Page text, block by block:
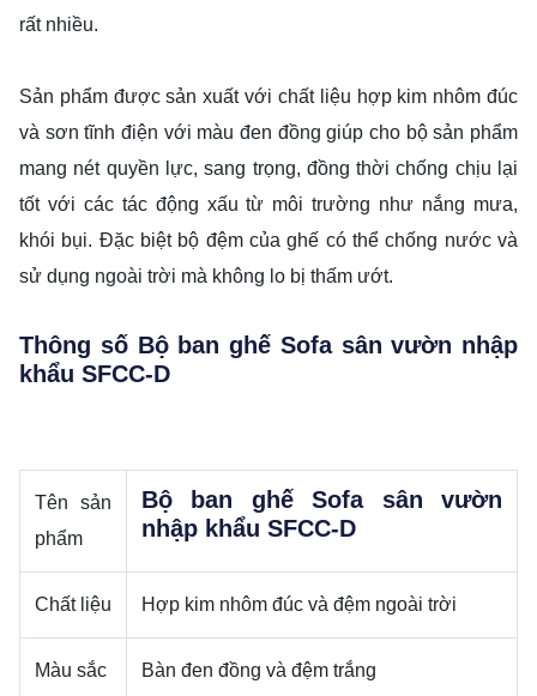
rất nhiều.
Sản phẩm được sản xuất với chất liệu hợp kim nhôm đúc
và sơn tĩnh điện với màu đen đồng giúp cho bộ sản phẩm
mang nét quyền lực, sang trọng, đồng thời chống chịu lại
tốt với các tác động xấu từ môi trường như nắng mưa,
khói bụi. Đặc biệt bộ đệm của ghế có thể chống nước và
sử dụng ngoài trời mà không lo bị thấm ướt.
Thông số Bộ ban ghế Sofa sân vườn nhập
khẩu SFCC-D
Tên sản
phẩm
Bộ ban ghế Sofa sân vườn
nhập khẩu SFCC-D
Chất liệu Hợp kim nhôm đúc và đệm ngoài trời
Màu sắc Bàn đen đồng và đệm trắng